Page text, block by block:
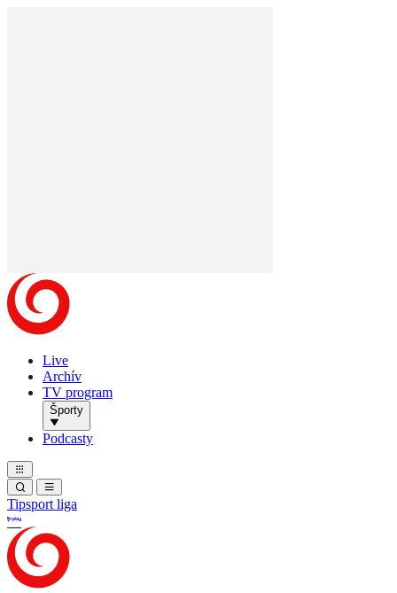
Live
Archív
TV program
Športy
Podcasty
Tipsport liga